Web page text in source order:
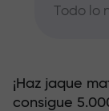
Todo lo
¡Haz jaque
consigue